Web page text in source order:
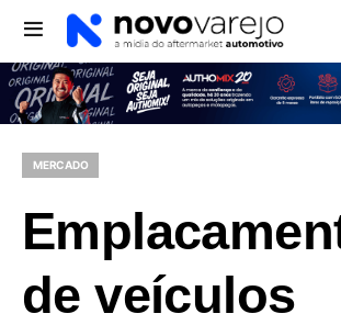
MERCADO
de veículos